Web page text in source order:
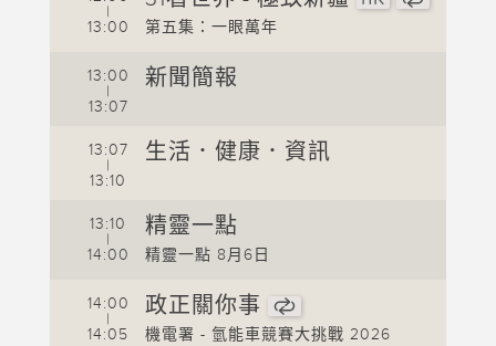
|
13:00
第五集：一眼萬年
13:00
|
13:07
新聞簡報
13:07
|
13:10
生活．健康．資訊
13:10
|
14:00
精靈一點
精靈一點 8月6日
14:00
|
14:05
政正關你事
機電署 - 氫能車競賽大挑戰 2026